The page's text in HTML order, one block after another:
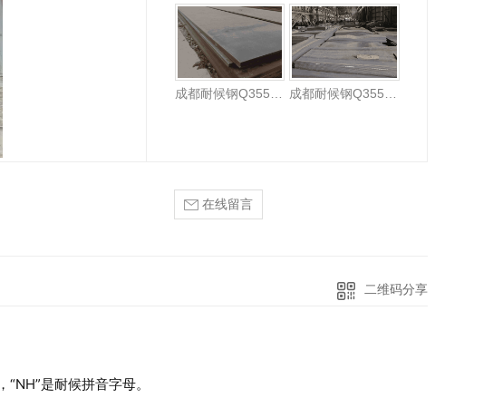
在线留言
二维码分享
是耐候拼音字母。